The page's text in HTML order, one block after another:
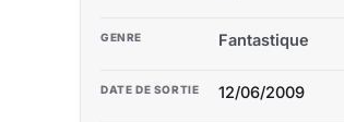
GENRE Fantastique
DATE DE SORTIE 12/06/2009